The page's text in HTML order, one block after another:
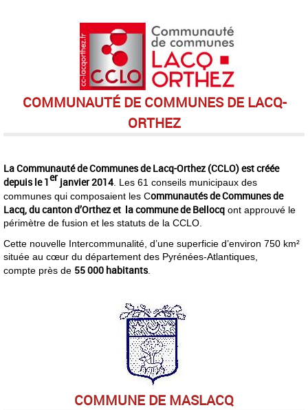
COMMUNAUTÉ DE COMMUNES DE LACQ-
ORTHEZ
La Communauté de Communes de Lacq-Orthez (CCLO) est créée
depuis le 1er janvier 2014. Les 61 conseils municipaux des
communes qui composaient les Communautés de Communes de
Lacq, du canton d’Orthez et la commune de Bellocqont approuvé le
périmètre de fusion et les statuts de la CCLO.
Cette nouvelle Intercommunalité, d’une superficie d’environ 750 km²
située au cœur du département des Pyrénées-Atlantiques,
compte près de 55 000 habitants.
COMMUNE DE MASLACQ